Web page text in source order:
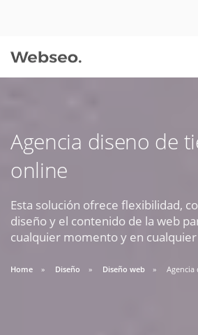
Agencia diseno de
online
Esta solución ofrece flexibilidad,
diseño y el contenido de la web
cualquier momento y en
Home Diseño Diseño web Agencia
09:30 AM A 18:30 PM